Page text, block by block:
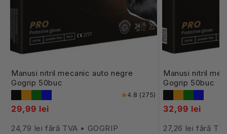
Manusi nitril mecanic auto negre
Gogrip 50buc
4.8 (275)
29,99 lei
24,79 lei fără TVA • GOGRIP
Manusi nitril
Gogrip 50buc
32,99 lei
27,26 lei fără